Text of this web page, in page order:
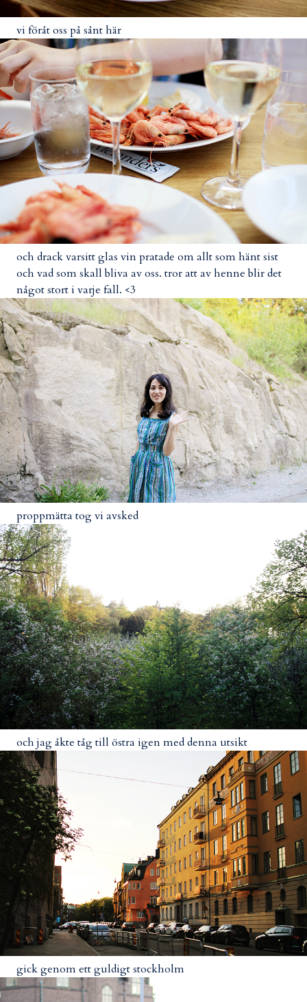
vi föråt oss på sånt här
och drack varsitt glas vin pratade om allt som hänt sist
och vad som skall bliva av oss. tror att av henne blir det
något stort i varje fall. <3
proppmätta tog vi avsked
och jag åkte tåg till östra igen med denna utsikt
gick genom ett guldigt stockholm